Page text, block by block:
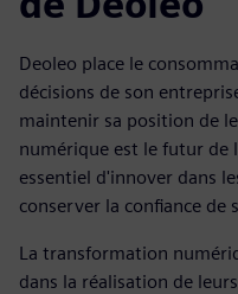
Deoleo place le
décisions de son
maintenir sa position de
numérique est le futur de
essentiel d'innover dans
conserver la confiance de
La transformation
dans la réalisation de